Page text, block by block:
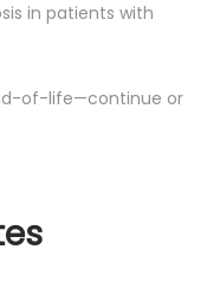
in patients with
of-life—continue or